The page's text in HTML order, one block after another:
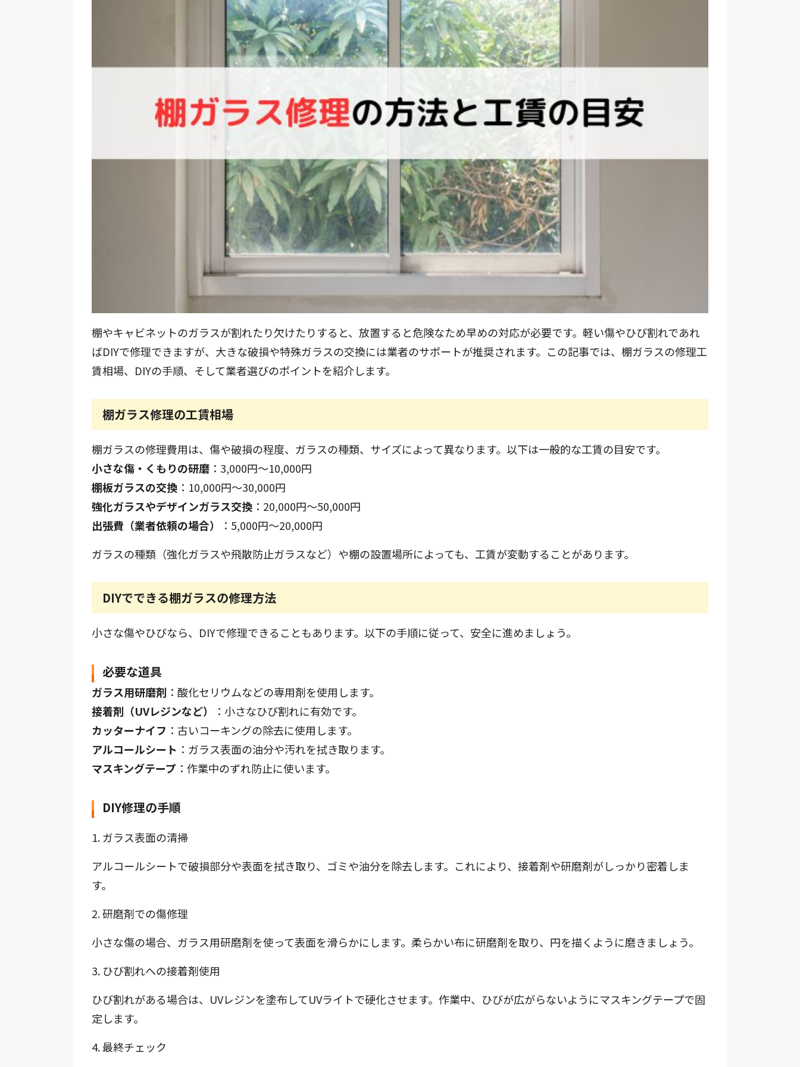
棚やキャビネットのガラスが割れたり欠けたりすると、放置すると危険なため早めの対応が必要です。軽い傷やひび割れであれ
ばDIYで修理できますが、大きな破損や特殊ガラスの交換には業者のサポートが推奨されます。この記事では、棚ガラスの修理工
賃相場、DIYの手順、そして業者選びのポイントを紹介します。
棚ガラス修理の工賃相場
棚ガラスの修理費用は、傷や破損の程度、ガラスの種類、サイズによって異なります。以下は一般的な工賃の目安です。
小さな傷・くもりの研磨 ：3,000円～10,000円
棚板ガラスの交換 ：10,000円～30,000円
強化ガラスやデザインガラス交換 ：20,000円～50,000円
出張費（業者依頼の場合）
：5,000円～20,000円
ガラスの種類（強化ガラスや飛散防止ガラスなど）や棚の設置場所によっても、工賃が変動することがあります。
DIYでできる棚ガラスの修理方法
小さな傷やひびなら、DIYで修理できることもあります。以下の手順に従って、安全に進めましょう。
必要な道具
ガラス用研磨剤 ：酸化セリウムなどの専用剤を使用します。
接着剤（UVレジンなど）
：小さなひび割れに有効です。
カッターナイフ ：古いコーキングの除去に使用します。
アルコールシート ：ガラス表面の油分や汚れを拭き取ります。
マスキングテープ ：作業中のずれ防止に使います。
DIY修理の手順
1. ガラス表面の清掃
アルコールシートで破損部分や表面を拭き取り、ゴミや油分を除去します。これにより、接着剤や研磨剤がしっかり密着しま
す。
2. 研磨剤での傷修理
小さな傷の場合、ガラス用研磨剤を使って表面を滑らかにします。柔らかい布に研磨剤を取り、円を描くように磨きましょう。
3. ひび割れへの接着剤使用
ひび割れがある場合は、UVレジンを塗布してUVライトで硬化させます。作業中、ひびが広がらないようにマスキングテープで固
定します。
4. 最終チェック